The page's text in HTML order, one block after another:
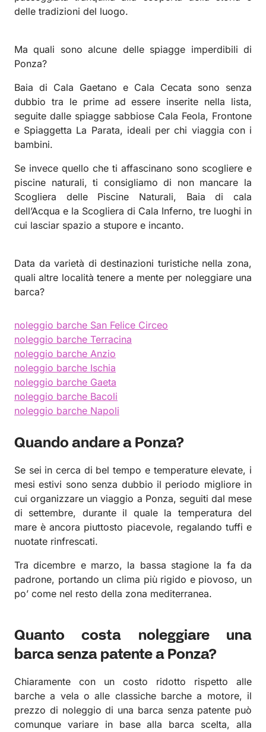
delle tradizioni del luogo.
Ma quali sono alcune delle spiagge imperdibili di
Ponza?
Baia di Cala Gaetano e Cala Cecata sono senza
dubbio tra le prime ad essere inserite nella lista,
seguite dalle spiagge sabbiose Cala Feola, Frontone
e Spiaggetta La Parata, ideali per chi viaggia con i
bambini.
Se invece quello che ti affascinano sono scogliere e
piscine naturali, ti consigliamo di non mancare la
Scogliera delle Piscine Naturali, Baia di cala
dell’Acqua e la Scogliera di Cala Inferno, tre luoghi in
cui lasciar spazio a stupore e incanto.
Data da varietà di destinazioni turistiche nella zona,
quali altre località tenere a mente per noleggiare una
barca?
noleggio barche San Felice Circeo
noleggio barche Terracina
noleggio barche Anzio
noleggio barche Ischia
noleggio barche Gaeta
noleggio barche Bacoli
noleggio barche Napoli
Quando andare a Ponza?
Se sei in cerca di bel tempo e temperature elevate, i
mesi estivi sono senza dubbio il periodo migliore in
cui organizzare un viaggio a Ponza, seguiti dal mese
di settembre, durante il quale la temperatura del
mare è ancora piuttosto piacevole, regalando tuffi e
nuotate rinfrescati.
Tra dicembre e marzo, la bassa stagione la fa da
padrone, portando un clima più rigido e piovoso, un
po’ come nel resto della zona mediterranea.
Quanto costa noleggiare una
barca senza patente a Ponza?
Chiaramente con un costo ridotto rispetto alle
barche a vela o alle classiche barche a motore, il
prezzo di noleggio di una barca senza patente può
comunque variare in base alla barca scelta, alla